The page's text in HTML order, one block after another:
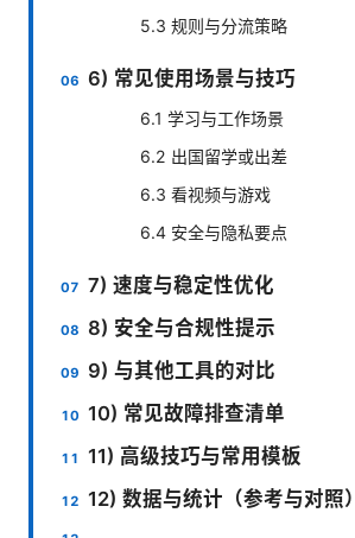
5.3 规则与分流策略
6) 常见使用场景与技巧
6.1 学习与工作场景
6.2 出国留学或出差
6.3 看视频与游戏
6.4 安全与隐私要点
7) 速度与稳定性优化
8) 安全与合规性提示
9) 与其他工具的对比
10) 常见故障排查清单
11) 高级技巧与常用模板
12) 数据与统计（参考与对照）